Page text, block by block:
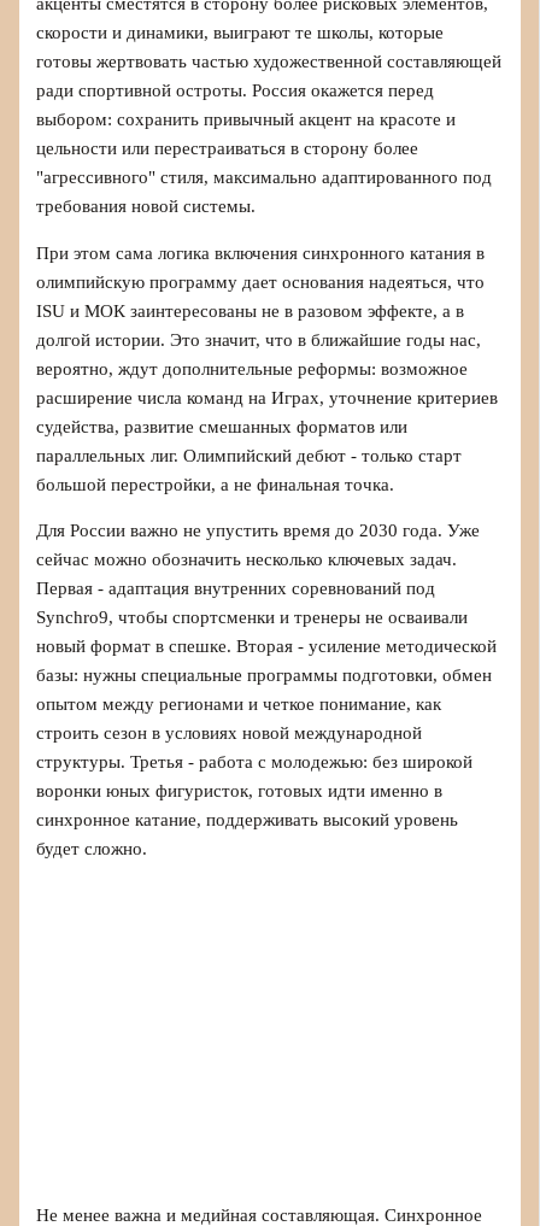
акценты сместятся в сторону более рисковых элементов,
скорости и динамики, выиграют те школы, которые
готовы жертвовать частью художественной составляющей
ради спортивной остроты. Россия окажется перед
выбором: сохранить привычный акцент на красоте и
цельности или перестраиваться в сторону более
"агрессивного" стиля, максимально адаптированного под
требования новой системы.
При этом сама логика включения синхронного катания в
олимпийскую программу дает основания надеяться, что
ISU и МОК заинтересованы не в разовом эффекте, а в
долгой истории. Это значит, что в ближайшие годы нас,
вероятно, ждут дополнительные реформы: возможное
расширение числа команд на Играх, уточнение критериев
судейства, развитие смешанных форматов или
параллельных лиг. Олимпийский дебют - только старт
большой перестройки, а не финальная точка.
Для России важно не упустить время до 2030 года. Уже
сейчас можно обозначить несколько ключевых задач.
Первая - адаптация внутренних соревнований под
Synchro9, чтобы спортсменки и тренеры не осваивали
новый формат в спешке. Вторая - усиление методической
базы: нужны специальные программы подготовки, обмен
опытом между регионами и четкое понимание, как
строить сезон в условиях новой международной
структуры. Третья - работа с молодежью: без широкой
воронки юных фигуристок, готовых идти именно в
синхронное катание, поддерживать высокий уровень
будет сложно.
Не менее важна и медийная составляющая. Синхронное